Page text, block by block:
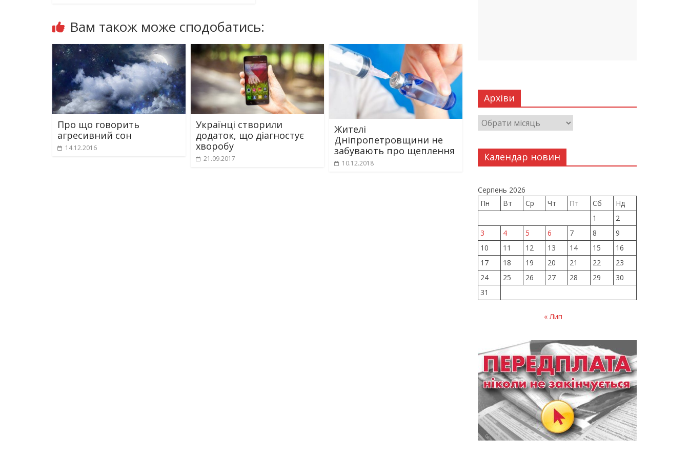
Вам також може сподобатись:
Про що говорить
агресивний сон
14.12.2016
Українці створили
додаток, що діагностує
хворобу
21.09.2017
Жителі
Дніпропетровщини не
забувають про щеплення
10.12.2018
Архіви
Календар новин
Серпень 2026
Пн
Вт Ср Чт Пт Сб
Нд
1
2
3
4 5 6 7 8
9
10
11 12 13 14 15
16
17
18 19 20 21 22
23
24
25 26 27 28 29
30
31
« Лип